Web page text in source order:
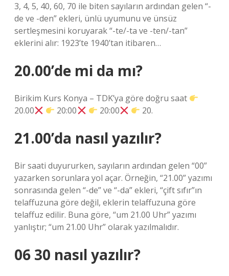
3, 4, 5, 40, 60, 70 ile biten sayıların ardından gelen “-
de ve -den” ekleri, ünlü uyumunu ve ünsüz
sertleşmesini koruyarak “-te/-ta ve -ten/-tan”
eklerini alır: 1923’te 1940’tan itibaren…
20.00’de mi da mı?
Birikim Kurs Konya – TDK’ya göre doğru saat
20.00
20:00 20:00 20.
21.00’da nasıl yazılır?
Bir saati duyururken, sayıların ardından gelen “00”
yazarken sorunlara yol açar. Örneğin, “21.00” yazımı
sonrasında gelen “-de” ve “-da” ekleri, “çift sıfır”ın
telaffuzuna göre değil, eklerin telaffuzuna göre
telaffuz edilir. Buna göre, “um 21.00 Uhr” yazımı
yanlıştır; “um 21.00 Uhr” olarak yazılmalıdır.
06 30 nasıl yazılır?